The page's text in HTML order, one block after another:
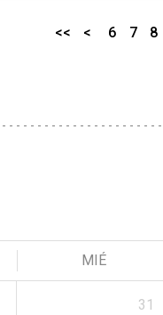
<< < 6 7 8
MIÉ
31